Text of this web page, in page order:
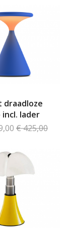
draadloze
lader
€ 425,00